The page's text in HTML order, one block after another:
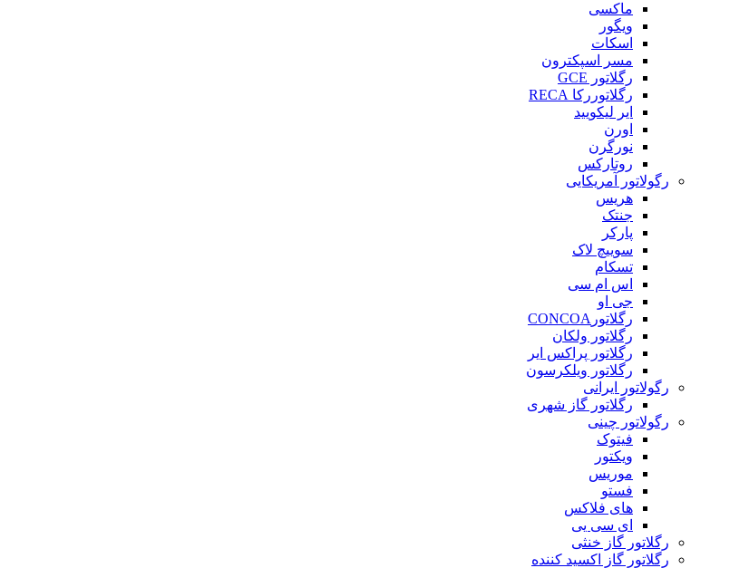
ماکسی
ویگور
اسکات
مسر اسپکترون
رگلاتور GCE
رگلاتوررکا RECA
ایر لیکویید
اورن
نورگرن
روتارکس
رگولاتور آمریکایی
هریس
جنتک
پارکر
سوییچ لاک
تسکام
اس ام سی
جی او
رگلاتورCONCOA
رگلاتور ولکان
رگلاتور پراکس ایر
رگلاتور ویلکرسون
رگولاتور ایرانی
رگلاتور گاز شهری
رگولاتور چینی
فیتوک
ویکتور
موریس
فستو
های فلاکس
ای سی یی
رگلاتور گاز خنثی
رگلاتور گاز اکسید کننده